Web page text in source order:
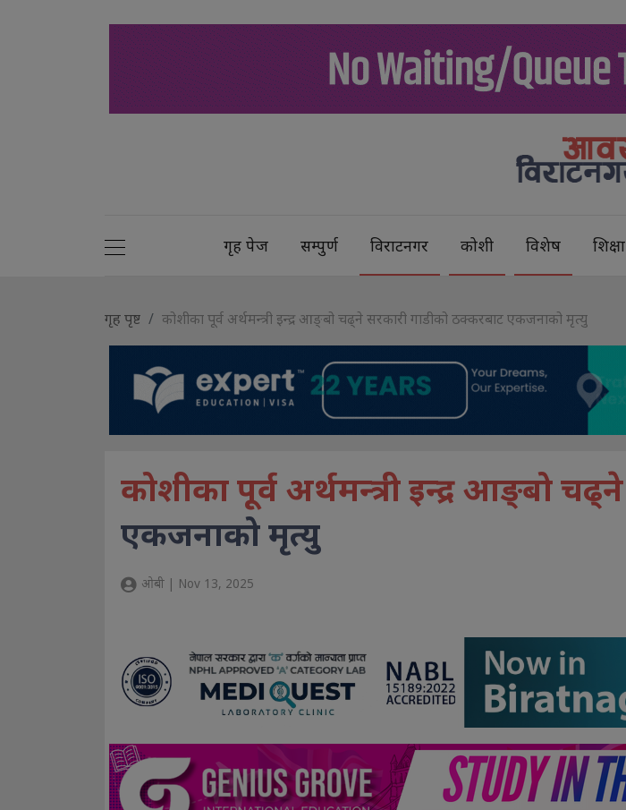
गृह पेज सम्पुर्ण विराटनगर कोशी विशेष शिक्षा
गृह पृष्ट कोशीका पूर्व अर्थमन्त्री इन्द्र आङ्बो चढ्ने सरकारी गाडीको ठक्करबाट एकजनाको मृत्यु
कोशीका पूर्व अर्थमन्त्री इन्द्र आङ्बो चढ्ने
एकजनाको मृत्यु
ओबी | Nov 13, 2025